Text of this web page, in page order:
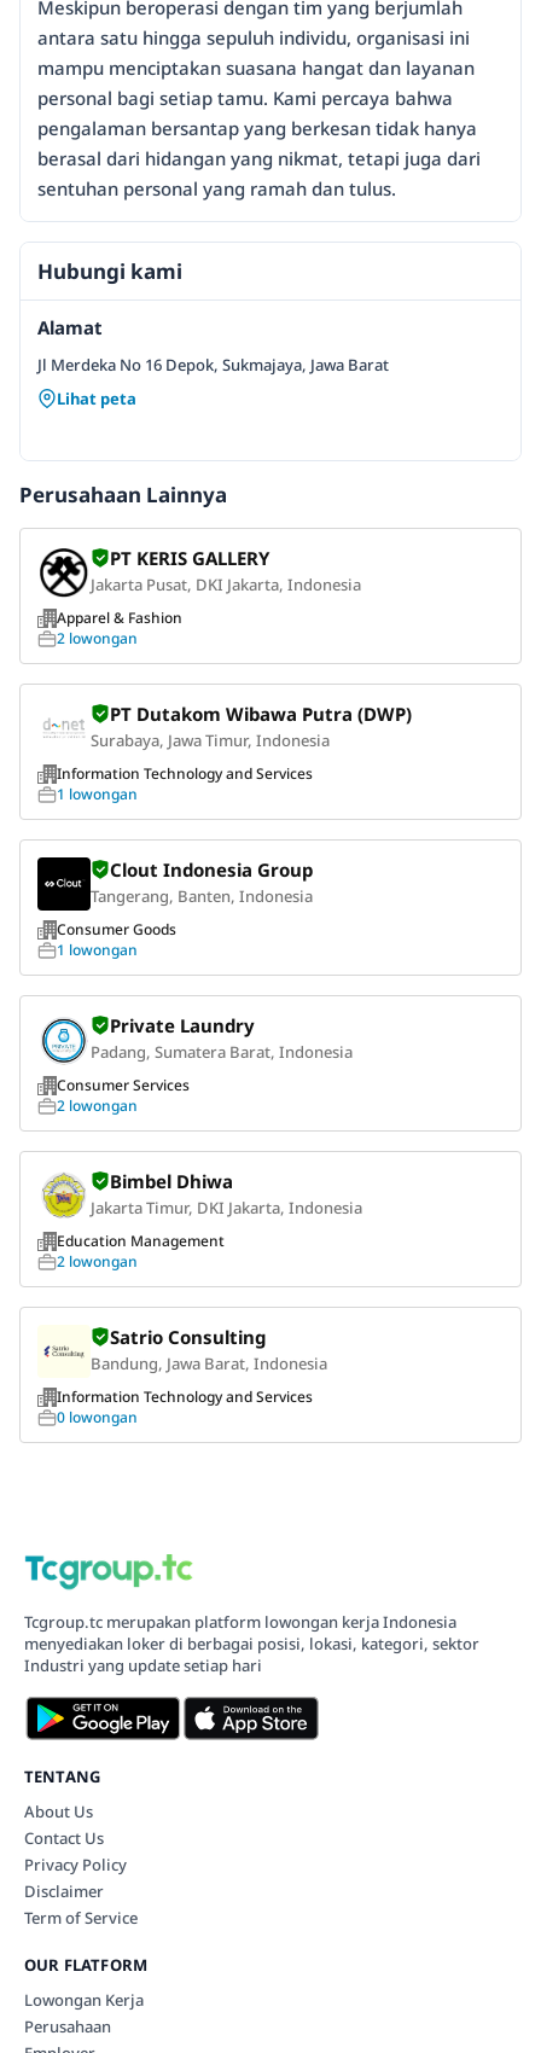
Meskipun beroperasi dengan tim yang berjumlah
antara satu hingga sepuluh individu, organisasi ini
mampu menciptakan suasana hangat dan layanan
personal bagi setiap tamu. Kami percaya bahwa
pengalaman bersantap yang berkesan tidak hanya
berasal dari hidangan yang nikmat, tetapi juga dari
sentuhan personal yang ramah dan tulus.
Hubungi kami
Alamat
Jl Merdeka No 16 Depok, Sukmajaya, Jawa Barat
Lihat peta
Perusahaan Lainnya
PT KERIS GALLERY
Jakarta Pusat, DKI Jakarta, Indonesia
Apparel & Fashion
2 lowongan
PT Dutakom Wibawa Putra (DWP)
Surabaya, Jawa Timur, Indonesia
Information Technology and Services
1 lowongan
Clout Indonesia Group
Tangerang, Banten, Indonesia
Consumer Goods
1 lowongan
Private Laundry
Padang, Sumatera Barat, Indonesia
Consumer Services
2 lowongan
Bimbel Dhiwa
Jakarta Timur, DKI Jakarta, Indonesia
Education Management
2 lowongan
Satrio Consulting
Bandung, Jawa Barat, Indonesia
Information Technology and Services
0 lowongan
Tcgroup.tc merupakan platform lowongan kerja Indonesia
menyediakan loker di berbagai posisi, lokasi, kategori, sektor
Industri yang update setiap hari
TENTANG
About Us
Contact Us
Privacy Policy
Disclaimer
Term of Service
OUR FLATFORM
Lowongan Kerja
Perusahaan